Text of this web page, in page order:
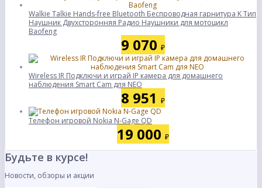
Walkie Talkie Hands-free Bluetooth Беспроводная гарнитура K Тип
Наушник Двухсторонняя Радио Наушники для мотоцикл
Baofeng
9 070 ₽
Wireless IR Подключи и играй IP камера для домашнего
наблюдения Smart Cam для NEO
8 951 ₽
Телефон игровой Nokia N-Gage QD
19 000 ₽
Будьте в курсе!
Новости, обзоры и акции